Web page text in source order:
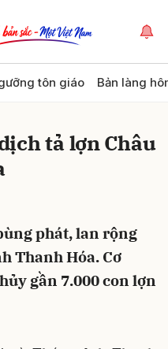
tôn giáo Bản làng
tả lợn Châu
phát, lan rộng
Thanh Hóa. Cơ
gần 7.000 con lợn
Hủy Gửi